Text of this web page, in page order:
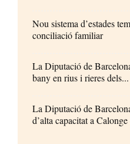
Nou sistema d’estades
conciliació familiar
La Diputació de
bany en rius i rieres dels...
La Diputació de
d’alta capacitat a Calonge